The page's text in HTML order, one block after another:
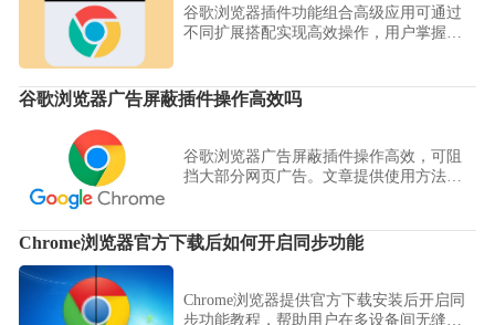
谷歌浏览器插件功能组合高级应用可通过
不同扩展搭配实现高效操作，用户掌握技
谷歌浏览器广告屏蔽插件操作高效吗
谷歌浏览器广告屏蔽插件操作高效，可阻
挡大部分网页广告。文章提供使用方法和
Chrome浏览器官方下载后如何开启同步功能
Chrome浏览器提供官方下载安装后开启同
步功能教程，帮助用户在多设备间无缝同